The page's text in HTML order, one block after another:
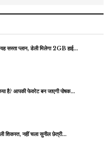
सस्ता प्लान, डेली मिलेगा 2GB हाई…
है? आपकी फेवरेट बन जाएगी पोषक…
शिकस्त, नहीं चला सुनील छेत्री…